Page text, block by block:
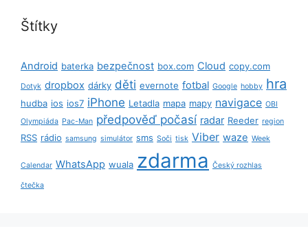
Štítky
Android baterka bezpečnost box.com Cloud copy.com
Dotyk dropbox dárky děti evernote fotbal Google hobby hra
hudba ios ios7 iPhone Letadla mapa mapy navigace OBI
Olympiáda Pac-Man předpověď počasí radar Reeder region
RSS rádio samsung simulátor sms Soči tisk Viber waze Week
Calendar WhatsApp wuala zdarma Český rozhlas
čtečka